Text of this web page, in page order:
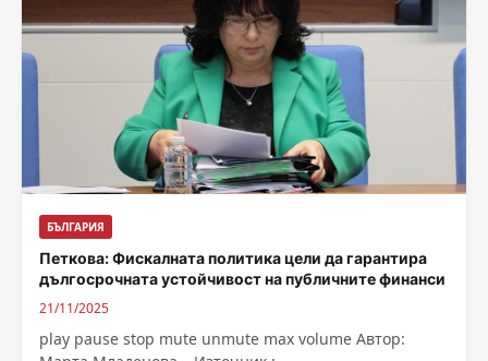
БЪЛГАРИЯ
Петкова: Фискалната политика цели да гарантира
дългосрочната устойчивост на публичните финанси
21/11/2025
play pause stop mute unmute max volume Автор: